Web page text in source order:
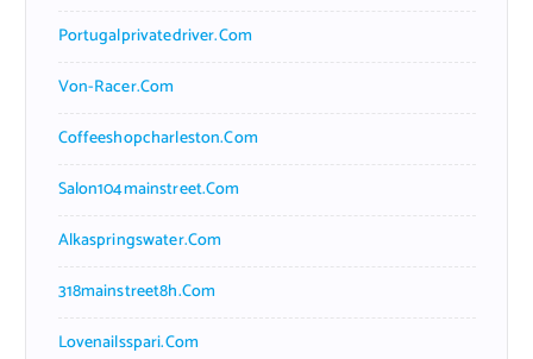
Portugalprivatedriver.com
Von-Racer.com
Coffeeshopcharleston.com
Salon104mainstreet.com
Alkaspringswater.com
318mainstreet8h.com
Lovenailsspari.com